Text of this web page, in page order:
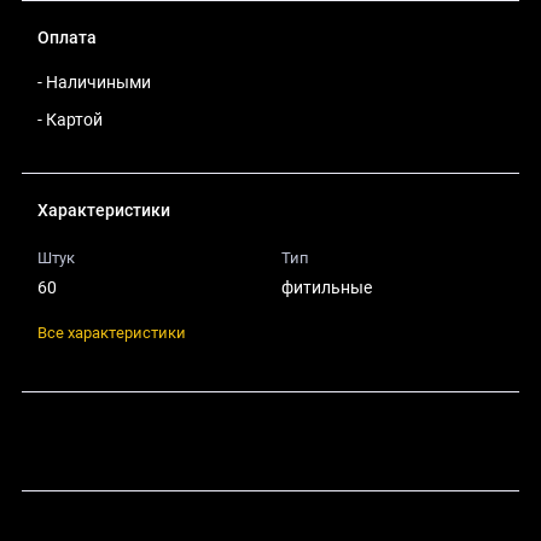
Оплата
- Наличиными
- Картой
Характеристики
Штук
60
Тип
фитильные
Все характеристики